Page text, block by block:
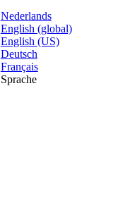
Nederlands
English (global)
English (US)
Deutsch
Français
Sprache